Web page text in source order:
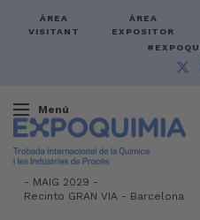
ÀREA
VISITANT
ÀREA
EXPOSITOR
Menú
- MAIG 2029 -
Recinto GRAN VIA - Barcelona